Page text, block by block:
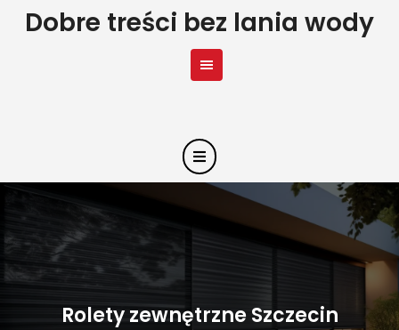
SkipDobre treści bez lania wody
Rolety zewnętrzne Szczecin